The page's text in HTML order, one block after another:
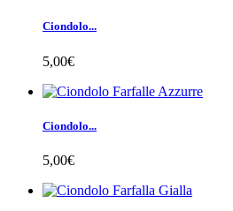
Ciondolo...
5,00€
Ciondolo...
5,00€